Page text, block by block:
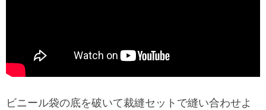
ビニール袋の底を破いて裁縫セットで縫い合わせよ